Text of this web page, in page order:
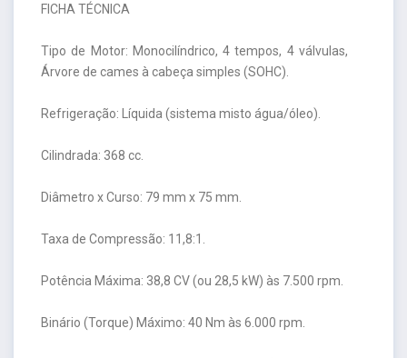
FICHA TÉCNICA
Tipo de Motor: Monocilíndrico, 4 tempos, 4 válvulas,
Árvore de cames à cabeça simples (SOHC).
Refrigeração: Líquida (sistema misto água/óleo).
Cilindrada: 368 cc.
Diâmetro x Curso: 79 mm x 75 mm.
Taxa de Compressão: 11,8:1.
Potência Máxima: 38,8 CV (ou 28,5 kW) às 7.500 rpm.
Binário (Torque) Máximo: 40 Nm às 6.000 rpm.